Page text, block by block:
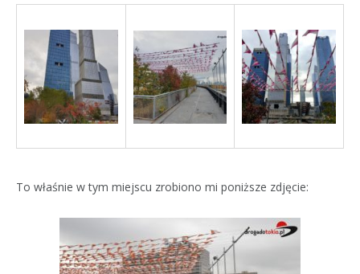
To właśnie w tym miejscu zrobiono mi poniższe zdjęcie: